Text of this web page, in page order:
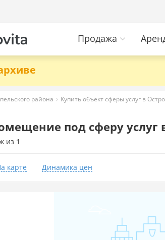
Продажа
района Купить объект сферы услуг в
под сферу услуг
из 1
карте Динамика цен